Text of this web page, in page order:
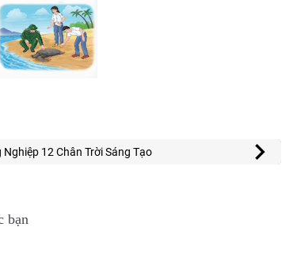
12 Chân Trời Sáng Tạo
bạn